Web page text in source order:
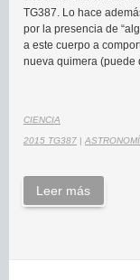
TG387. Lo hace
por la presencia de
a este cuerpo a
nueva quimera (puede
CIENCIA
2015 TG387 |
Leer más